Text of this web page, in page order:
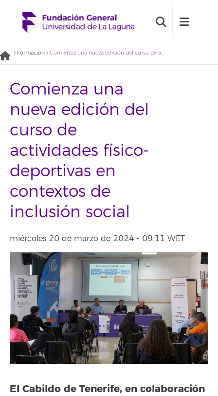
Formación Comienza una nueva edición del curso de actividades físico-deportivas en contextos de inclusión social
Comienza una
nueva edición del
curso de
actividades físico-
deportivas en
contextos de
inclusión social
miércoles 20 de marzo de 2024 - 09:11 WET
El Cabildo de Tenerife, en colaboración